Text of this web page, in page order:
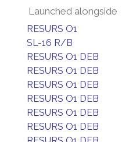
Launched alongside
RESURS O1
SL-16 R/B
RESURS O1 DEB
RESURS O1 DEB
RESURS O1 DEB
RESURS O1 DEB
RESURS O1 DEB
RESURS O1 DEB